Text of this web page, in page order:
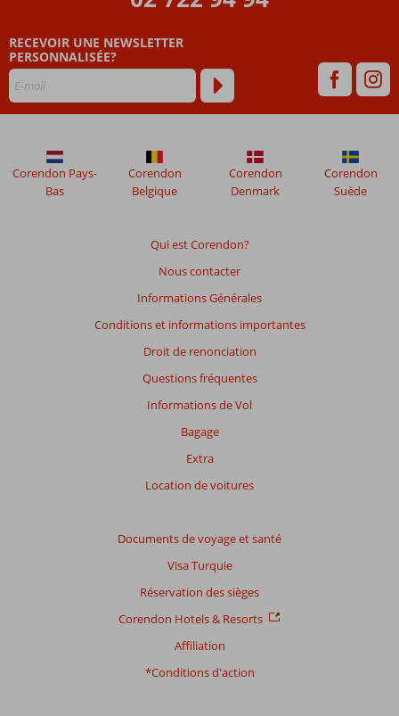
RECEVOIR UNE NEWSLETTER
PERSONNALISÉE?
Qui est Corendon?
Nous contacter
Informations Générales
Conditions et informations importantes
Droit de renonciation
Questions fréquentes
Informations de Vol
Bagage
Extra
Location de voitures
Documents de voyage et santé
Visa Turquie
Réservation des sièges
Corendon Hotels & Resorts
Affiliation
*Conditions d'action
Corendon Pays-
Bas
Corendon
Belgique
Corendon
Denmark
Corendon
Suède